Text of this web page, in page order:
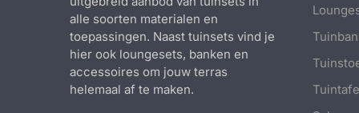
alle soorten materialen en
toepassingen. Naast tuinsets vind je
hier ook loungesets, banken en
accessoires om jouw terras
helemaal af te maken.